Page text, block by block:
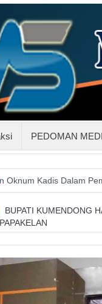
PEDOMAN
Dalam Pembunuhan
BUPATI KUMENDONG